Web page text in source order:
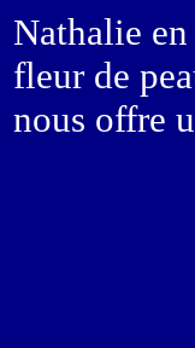
Nathalie
fleur de
nous offre